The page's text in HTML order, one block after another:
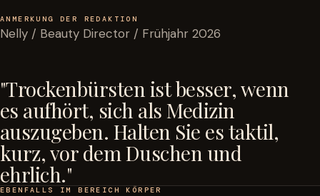
ANMERKUNG DER REDAKTION
Nelly / Beauty Director / Frühjahr 2026
"Trockenbürsten ist besser, wenn
es aufhört, sich als Medizin
auszugeben. Halten Sie es taktil,
kurz, vor dem Duschen und
ehrlich."
EBENFALLS IM BEREICH KÖRPER